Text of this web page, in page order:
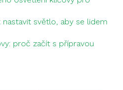
nastavit světlo, aby se lidem
proč začít s přípravou